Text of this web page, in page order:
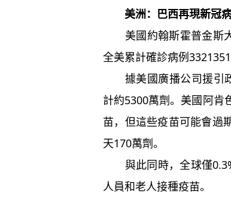
美洲：巴西再現新冠
美國約翰斯霍普金斯大
全美累計確診病例
據美國廣播公司援引政
計約5300萬劑。美國阿肯
苗，但這些疫苗可能會過
天170萬劑。
與此同時，全球僅
人員和老人接種疫苗。